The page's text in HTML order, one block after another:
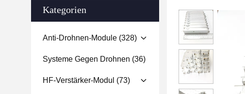
Kategorien
Anti-Drohnen-Module (328)
Systeme Gegen Drohnen (36)
HF-Verstärker-Modul (73)